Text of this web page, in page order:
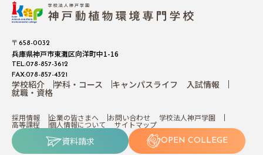
〒658-0032
兵庫県神戸市東灘区向洋町中1-16
TEL:078-857-3612
FAX:078-857-4321
学校紹介 学科・コース キャンパスライフ 入試情報
就職・資格
採用情報 企業の皆さまへ お問い合わせ 学校法人神戸学園
高等課程 個人情報について サイトマップ
資料請求 OPEN COLLEGE